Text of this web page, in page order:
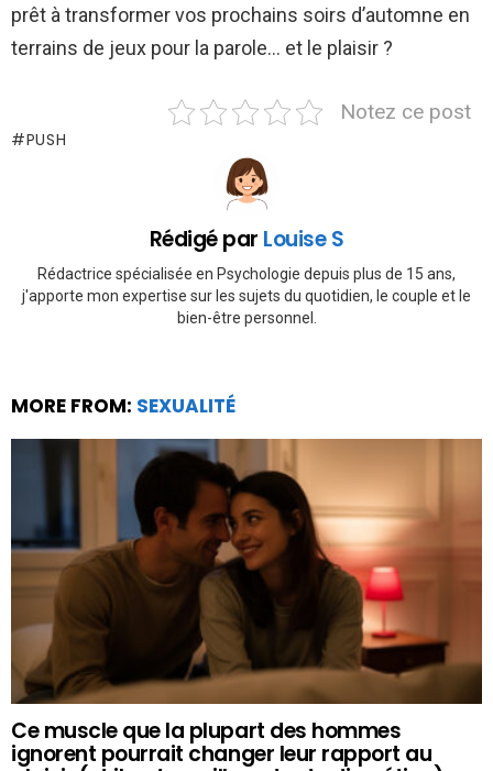
prêt à transformer vos prochains soirs d’automne en
terrains de jeux pour la parole… et le plaisir ?
Notez ce post
PUSH
Rédigé par Louise S
Rédactrice spécialisée en Psychologie depuis plus de 15 ans,
j'apporte mon expertise sur les sujets du quotidien, le couple et le
bien-être personnel.
MORE FROM: SEXUALITÉ
Ce muscle que la plupart des hommes
ignorent pourrait changer leur rapport au